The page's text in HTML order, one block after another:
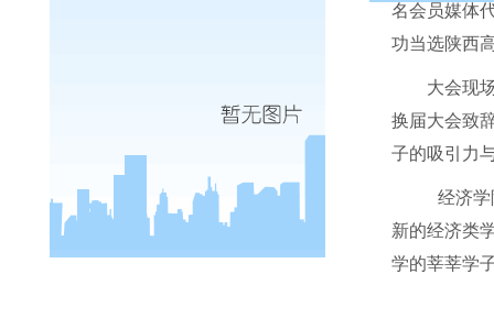
名会员媒体
功当选陕西
大会现
换届大会致
子的吸引力
经济学
新的经济类
学的莘莘学